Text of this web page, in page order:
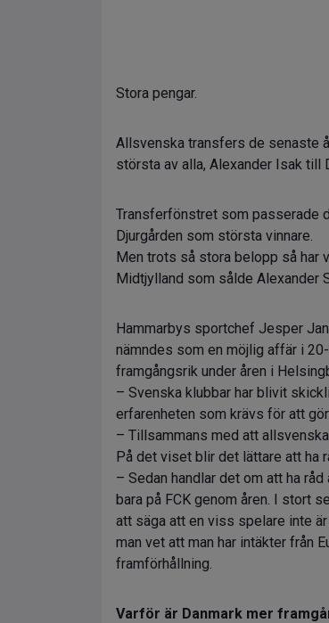
Stora pengar.
Allsvenska transfers de senaste
största av alla, Alexander Isak till
Transferfönstret som passerade
Djurgården som största vinnare.
Men trots så stora belopp så har
Midtjylland som sålde Alexander
Hammarbys sportchef Jesper
nämndes som en möjlig affär i
framgångsrik under åren i
– Svenska klubbar har blivit
erfarenheten som krävs för att
– Tillsammans med att
På det viset blir det lättare att ha
– Sedan handlar det om att ha
bara på FCK genom åren. I stort
att säga att en viss spelare inte
man vet att man har intäkter från
framförhållning.
Varför är Danmark mer